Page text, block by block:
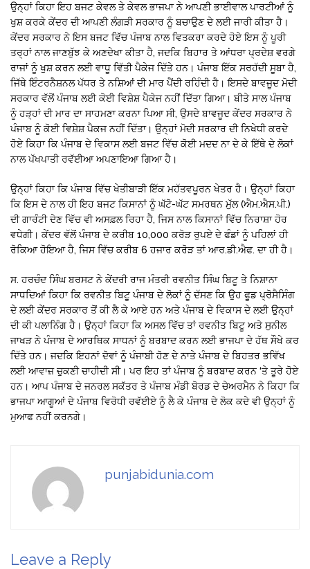
ਉਨ੍ਹਾਂ ਕਿਹਾ ਇਹ ਬਜਟ ਕੇਵਲ ਤੇ ਕੇਵਲ ਭਾਜਪਾ ਨੇ ਆਪਣੀ ਭਾਈਵਾਲ ਪਾਰਟੀਆਂ ਨੂੰ
ਖੁਸ਼ ਕਰਕੇ ਕੇਂਦਰ ਦੀ ਆਪਣੀ ਲੰਗੜੀ ਸਰਕਾਰ ਨੂੰ ਬਚਾਉਣ ਦੇ ਲਈ ਜਾਰੀ ਕੀਤਾ ਹੈ।
ਕੇਂਦਰ ਸਰਕਾਰ ਨੇ ਇਸ ਬਜਟ ਵਿੱਚ ਪੰਜਾਬ ਨਾਲ ਵਿਤਕਰਾ ਕਰਦੇ ਹੋਏ ਇਸ ਨੂੰ ਪੂਰੀ
ਤਰ੍ਹਾਂ ਨਾਲ ਜਾਣਬੁੱਝ ਕੇ ਅਣਦੇਖਾ ਕੀਤਾ ਹੈ, ਜਦਕਿ ਬਿਹਾਰ ਤੇ ਆਂਧਰਾ ਪ੍ਰਦੇਸ਼ ਵਰਗੇ
ਰਾਜਾਂ ਨੂੰ ਖੁਸ਼ ਕਰਨ ਲਈ ਵਾਧੂ ਵਿੱਤੀ ਪੈਕੇਜ ਦਿੱਤੇ ਹਨ। ਪੰਜਾਬ ਇੱਕ ਸਰਹੱਦੀ ਸੂਬਾ ਹੈ,
ਜਿੱਥੇ ਇੰਟਰਨੈਸ਼ਨਲ ਪੱਧਰ ਤੇ ਨਸ਼ਿਆਂ ਦੀ ਮਾਰ ਪੈਂਦੀ ਰਹਿੰਦੀ ਹੈ। ਇਸਦੇ ਬਾਵਜੂਦ ਮੋਦੀ
ਸਰਕਾਰ ਵੱਲੋਂ ਪੰਜਾਬ ਲਈ ਕੋਈ ਵਿਸ਼ੇਸ਼ ਪੈਕੇਜ ਨਹੀਂ ਦਿੱਤਾ ਗਿਆ। ਬੀਤੇ ਸਾਲ ਪੰਜਾਬ
ਨੂੰ ਹੜ੍ਹਾਂ ਦੀ ਮਾਰ ਦਾ ਸਾਹਮਣਾ ਕਰਨਾ ਪਿਆ ਸੀ, ਉਸਦੇ ਬਾਵਜੂਦ ਕੇਂਦਰ ਸਰਕਾਰ ਨੇ
ਪੰਜਾਬ ਨੂੰ ਕੋਈ ਵਿਸ਼ੇਸ਼ ਪੈਕਜ ਨਹੀਂ ਦਿੱਤਾ। ਉਨ੍ਹਾਂ ਮੋਦੀ ਸਰਕਾਰ ਦੀ ਨਿਖੇਧੀ ਕਰਦੇ
ਹੋਏ ਕਿਹਾ ਕਿ ਪੰਜਾਬ ਦੇ ਵਿਕਾਸ ਲਈ ਬਜਟ ਵਿੱਚ ਕੋਈ ਮਦਦ ਨਾ ਦੇ ਕੇ ਇੱਥੇ ਦੇ ਲੋਕਾਂ
ਨਾਲ ਪੱਖਪਾਤੀ ਰਵੱਈਆ ਅਪਣਾਇਆ ਗਿਆ ਹੈ।
ਉਨ੍ਹਾਂ ਕਿਹਾ ਕਿ ਪੰਜਾਬ ਵਿੱਚ ਖੇਤੀਬਾੜੀ ਇੱਕ ਮਹੱਤਵਪੂਰਨ ਖੇਤਰ ਹੈ। ਉਨ੍ਹਾਂ ਕਿਹਾ
ਕਿ ਇਸ ਦੇ ਨਾਲ ਹੀ ਇਹ ਬਜਟ ਕਿਸਾਨਾਂ ਨੂੰ ਘੱਟੋ-ਘੱਟ ਸਮਰਥਨ ਮੁੱਲ (ਐਮ.ਐਸ.ਪੀ.)
ਦੀ ਗਾਰੰਟੀ ਦੇਣ ਵਿੱਚ ਵੀ ਅਸਫ਼ਲ ਰਿਹਾ ਹੈ, ਜਿਸ ਨਾਲ ਕਿਸਾਨਾਂ ਵਿੱਚ ਨਿਰਾਸ਼ਾ ਹੋਰ
ਵਧੇਗੀ। ਕੇਂਦਰ ਵੱਲੋਂ ਪੰਜਾਬ ਦੇ ਕਰੀਬ 10,000 ਕਰੋੜ ਰੁਪਏ ਦੇ ਫੰਡਾਂ ਨੂੰ ਪਹਿਲਾਂ ਹੀ
ਰੋਕਿਆ ਹੋਇਆ ਹੈ, ਜਿਸ ਵਿੱਚ ਕਰੀਬ 6 ਹਜਾਰ ਕਰੋੜ ਤਾਂ ਆਰ.ਡੀ.ਐਫ. ਦਾ ਹੀ ਹੈ।
ਸ. ਹਰਚੰਦ ਸਿੰਘ ਬਰਸਟ ਨੇ ਕੇਂਦਰੀ ਰਾਜ ਮੰਤਰੀ ਰਵਨੀਤ ਸਿੰਘ ਬਿਟੂ ਤੇ ਨਿਸ਼ਾਨਾ
ਸਾਧਦਿਆਂ ਕਿਹਾ ਕਿ ਰਵਨੀਤ ਬਿਟੂ ਪੰਜਾਬ ਦੇ ਲੋਕਾਂ ਨੂੰ ਦੱਸਣ ਕਿ ਉਹ ਫੂਡ ਪ੍ਰੋਸੈਸਿੰਗ
ਦੇ ਲਈ ਕੇਂਦਰ ਸਰਕਾਰ ਤੋਂ ਕੀ ਲੈ ਕੇ ਆਏ ਹਨ ਅਤੇ ਪੰਜਾਬ ਦੇ ਵਿਕਾਸ ਦੇ ਲਈ ਉਨ੍ਹਾਂ
ਦੀ ਕੀ ਪਲਾਨਿੰਗ ਹੈ। ਉਨ੍ਹਾਂ ਕਿਹਾ ਕਿ ਅਸਲ ਵਿੱਚ ਤਾਂ ਰਵਨੀਤ ਬਿਟੂ ਅਤੇ ਸੁਨੀਲ
ਜਾਖੜ ਨੇ ਪੰਜਾਬ ਦੇ ਆਰਥਿਕ ਸਾਧਨਾਂ ਨੂੰ ਬਰਬਾਦ ਕਰਨ ਲਈ ਭਾਜਪਾ ਦੇ ਹੱਥ ਸੌਖੇ ਕਰ
ਦਿੱਤੇ ਹਨ। ਜਦਕਿ ਇਹਨਾਂ ਦੋਵਾਂ ਨੂੰ ਪੰਜਾਬੀ ਹੋਣ ਦੇ ਨਾਤੇ ਪੰਜਾਬ ਦੇ ਬਿਹਤਰ ਭਵਿੱਖ
ਲਈ ਆਵਾਜ਼ ਚੁਕਣੀ ਚਾਹੀਦੀ ਸੀ। ਪਰ ਇਹ ਤਾਂ ਪੰਜਾਬ ਨੂੰ ਬਰਬਾਦ ਕਰਨ ‘ਤੇ ਤੂਰੇ ਹੋਏ
ਹਨ। ਆਪ ਪੰਜਾਬ ਦੇ ਜਨਰਲ ਸਕੱਤਰ ਤੇ ਪੰਜਾਬ ਮੰਡੀ ਬੋਰਡ ਦੇ ਚੇਅਰਮੈਨ ਨੇ ਕਿਹਾ ਕਿ
ਭਾਜਪਾ ਆਗੂਆਂ ਦੇ ਪੰਜਾਬ ਵਿਰੋਧੀ ਰਵੱਈਏ ਨੂੰ ਲੈ ਕੇ ਪੰਜਾਬ ਦੇ ਲੋਕ ਕਦੇ ਵੀ ਉਨ੍ਹਾਂ ਨੂੰ
ਮੁਆਫ ਨਹੀਂ ਕਰਨਗੇ।
punjabidunia.com
Leave a Reply